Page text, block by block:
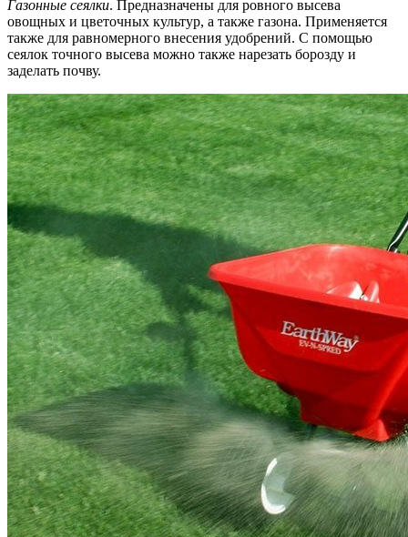
Газонные сеялки. Предназначены для ровного высева
овощных и цветочных культур, а также газона. Применяется
также для равномерного внесения удобрений. С помощью
сеялок точного высева можно также нарезать борозду и
заделать почву.